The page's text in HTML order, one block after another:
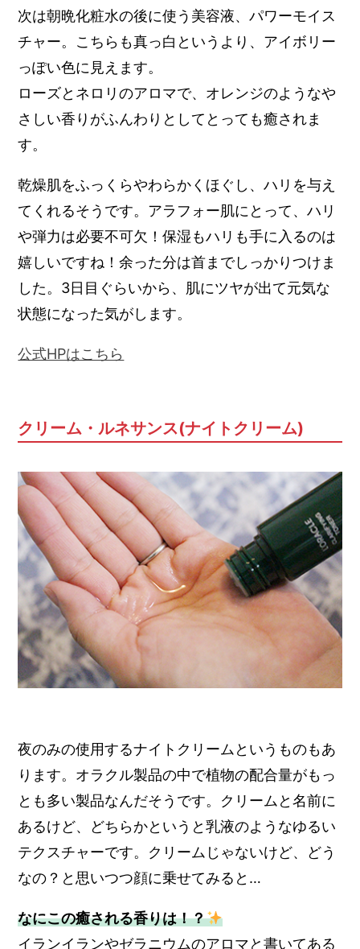
次は朝晩化粧水の後に使う美容液、パワーモイス
チャー。こちらも真っ白というより、アイボリー
っぽい色に見えます。
ローズとネロリのアロマで、オレンジのようなや
さしい香りがふんわりとしてとっても癒されま
す。
乾燥肌をふっくらやわらかくほぐし、ハリを与え
てくれるそうです。アラフォー肌にとって、ハリ
や弾力は必要不可欠！保湿もハリも手に入るのは
嬉しいですね！余った分は首までしっかりつけま
した。3日目ぐらいから、肌にツヤが出て元気な
状態になった気がします。
公式HPはこちら
クリーム・ルネサンス(ナイトクリーム)
夜のみの使用するナイトクリームというものもあ
ります。オラクル製品の中で植物の配合量がもっ
とも多い製品なんだそうです。クリームと名前に
あるけど、どちらかというと乳液のようなゆるい
テクスチャーです。クリームじゃないけど、どう
なの？と思いつつ顔に乗せてみると…
なにこの癒される香りは！？
イランイランやゼラニウムのアロマと書いてある